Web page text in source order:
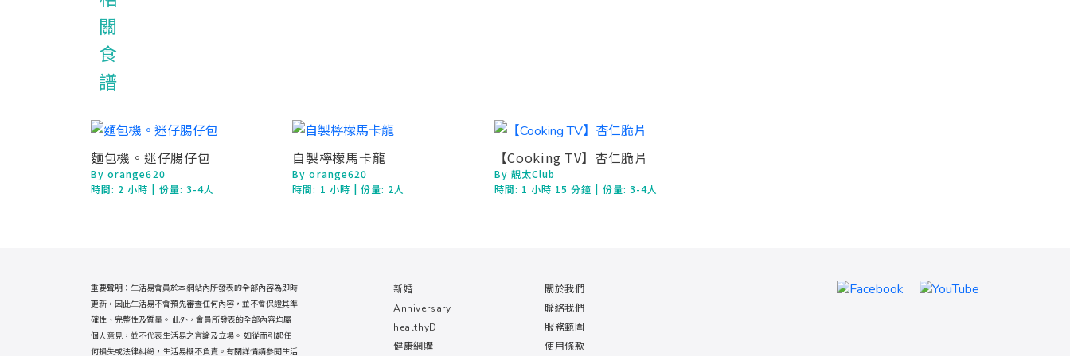
麵包機。迷仔腸仔包
By orange620
時間: 2 小時 | 份量: 3-4人
自製檸檬馬卡龍
By orange620
時間: 1 小時 | 份量: 2人
【Cooking TV】杏仁脆片
By 靚太Club
時間: 1 小時 15 分鐘 | 份量: 3-4人
新婚
Anniversary
healthyD
健康網購
關於我們
聯絡我們
服務範圍
使用條款
重要聲明：生活易會員於本網站內所發表的全部內容為即時
更新，因此生活易不會預先審查任何內容，並不會保證其準
確性、完整性及質量。 此外，會員所發表的全部內容均屬
個人意見，並不代表生活易之言論及立場。 如從而引起任
何損失或法律糾紛，生活易概不負責。有關詳情請參閱生活